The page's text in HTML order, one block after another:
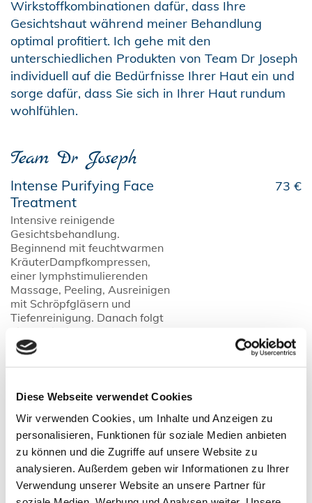
Diese Webseite verwendet Cookies
Wir verwenden Cookies, um Inhalte und Anzeigen zu
personalisieren, Funktionen für soziale Medien anbieten
zu können und die Zugriffe auf unsere Website zu
analysieren. Außerdem geben wir Informationen zu Ihrer
Verwendung unserer Website an unsere Partner für
Wirkstoffkombinationen dafür, dass Ihre
Gesichtshaut während meiner Behandlung
optimal profitiert. Ich gehe mit den
unterschiedlichen Produkten von Team Dr Joseph
individuell auf die Bedürfnisse Ihrer Haut ein und
sorge dafür, dass Sie sich in Ihrer Haut rundum
wohlfühlen.
Team Dr Joseph
Intense Purifying Face
Treatment
73 €
Intensive reinigende
Gesichtsbehandlung.
Beginnend mit feuchtwarmen
KräuterDampfkompressen,
einer Iymphstimulierenden
Massage, Peeling, Ausreinigen
mit Schröpfgläsern und
Tiefenreinigung. Danach folgt
Gesichtspackung, Peel Off
Maske und die hautspezifische
Treatment
Tiefenwirksame
Schönheitspflege. Wunderbar
natürliche Wirkstoffpflege,
speziell abgestimmt auf Ihre
Hautbedürfnisse mit Sofort-